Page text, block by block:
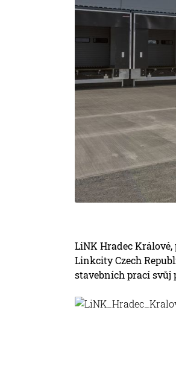
LiNK Hradec
Linkcity Czech
stavebních prací svůj